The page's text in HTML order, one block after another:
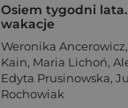
Osiem tygodni
wakacje
Weronika Ancerowicz,
Kain, Maria Lichoń,
Edyta Prusinowska,
Rochowiak